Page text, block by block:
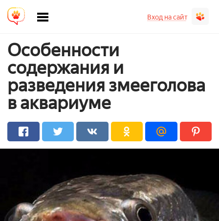
Вход на сайт
Особенности
содержания и
разведения змееголова
в аквариуме